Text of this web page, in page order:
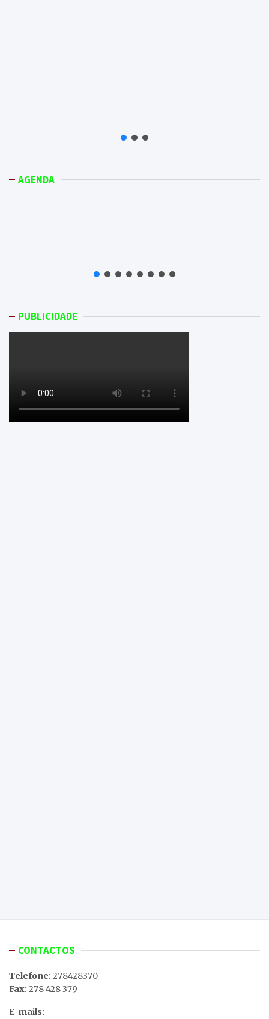
AGENDA
PUBLICIDADE
CONTACTOS
Telefone: 278428370
Fax: 278 428 379
E-mails: